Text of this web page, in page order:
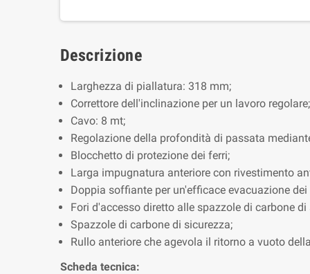
Descrizione
Larghezza di piallatura: 318 mm;
Correttore dell'inclinazione per un lavoro regolare;
Cavo: 8 mt;
Regolazione della profondità di passata
Blocchetto di protezione dei ferri;
Larga impugnatura anteriore con rivestimento
Doppia soffiante per un'efficace evacuazione
Fori d'accesso diretto alle spazzole di carbone di
Spazzole di carbone di sicurezza;
Rullo anteriore che agevola il ritorno a vuoto
Scheda tecnica: